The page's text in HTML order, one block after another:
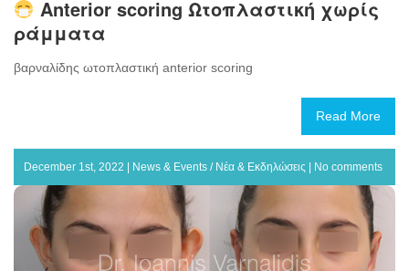
Anterior scoring Ωτοπλαστική χωρίς
ράμματα
βαρναλίδης ωτοπλαστική anterior scoring
Read More
December 1st, 2022 | News & Events / Νέα & Εκδηλώσεις No comments